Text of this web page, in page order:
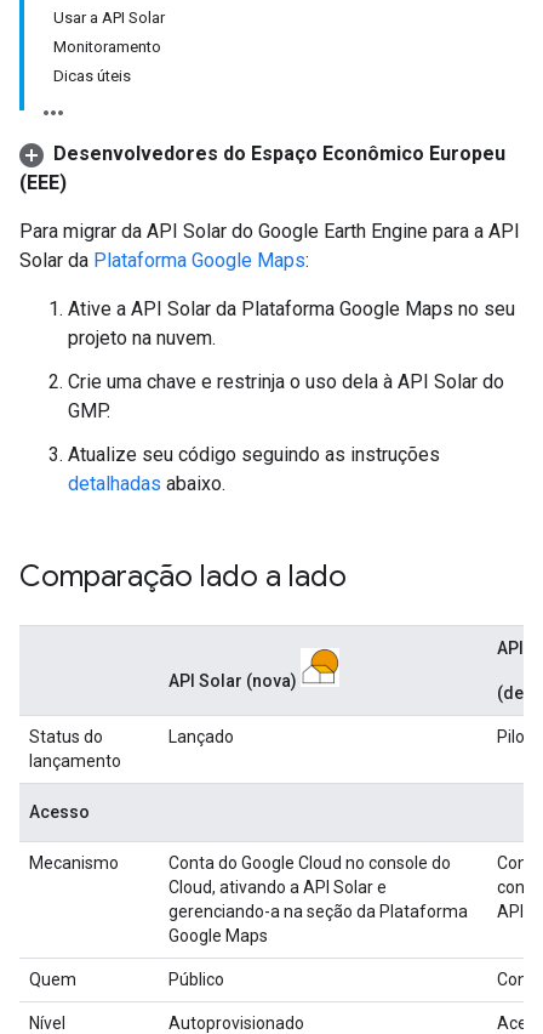
Usar a API Solar
Monitoramento
Dicas úteis
Desenvolvedores do Espaço Econômico Europeu
(EEE)
Para migrar da API Solar do Google Earth Engine para a API
Solar da Plataforma Google Maps:
Ative a API Solar da Plataforma Google Maps no seu
projeto na nuvem.
Crie uma chave e restrinja o uso dela à API Solar do
GMP.
Atualize seu código seguindo as instruções
detalhadas abaixo.
Comparação lado a lado
API Solar (nova)
API
Status do
lançamento
Lançado
Acesso
Mecanismo
Conta do Google Cloud no console do
Cloud, ativando a API Solar e
gerenciando-a na seção da Plataforma
Google Maps
API
Quem Público
Nível Autoprovisionado